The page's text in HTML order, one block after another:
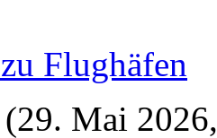
Flughäfen
(29. Mai